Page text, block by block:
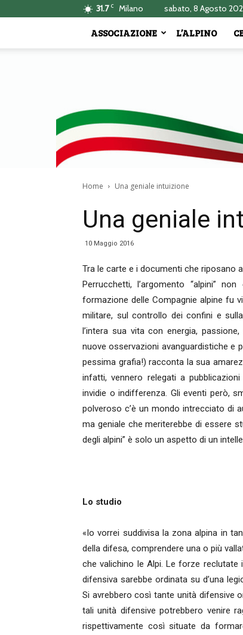
31.7 C Milano sabato, 8 Agosto
ASSOCIAZIONE L’ALPINO
Home Una geniale intuizione
Una geniale
10 Maggio 2016
Tra le carte e i documenti che riposano
Perrucchetti, l’argomento “alpini”
formazione delle Compagnie alpine fu
militare, sul controllo dei confini e
l’intera sua vita con energia,
nuove osservazioni avanguardistiche e
pessima grafia!) racconta la sua
infatti, vennero relegati a
invidie o indifferenza. Gli eventi però,
polveroso c’è un mondo intrecciato di
ma geniale che meriterebbe di essere
degli alpini” è solo un aspetto di un
Lo studio
«Io vorrei suddivisa la zona alpina in
della difesa, comprendere una o più
che valichino le Alpi. Le forze reclutate
difensiva sarebbe ordinata su d’una
Si avrebbero così tante unità difensive
tali unità difensive potrebbero venire
rispettivamente così situate da